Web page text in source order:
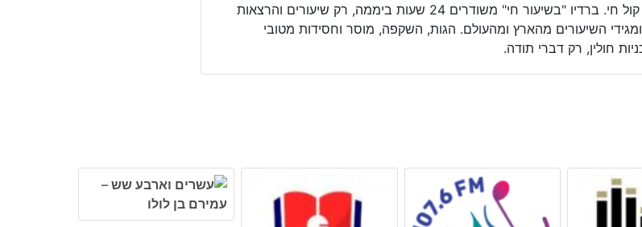
תחנת רדיו אינטרנטית השייכת לרשת רדיו קול חי. ברדיו "בשיעור חי" משודרים 24 שעות ביממה, רק שיעורים והרצאות
השיעורים מהארץ ומהעולם. הגות, השקפה, מוסר וחסידות מטובי
חולין, רק דברי תודה.